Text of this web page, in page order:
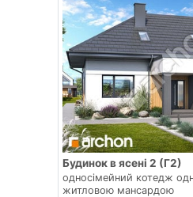
Будинок в ясені 2 (Г2)
односімейний котедж
житловою мансардою